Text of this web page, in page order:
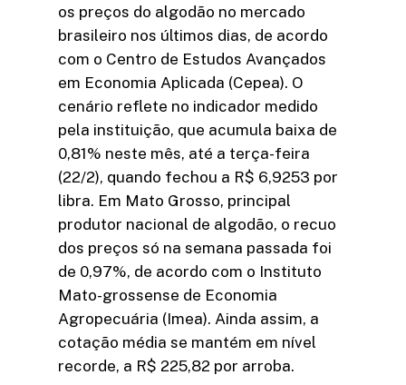
os preços do algodão no mercado
brasileiro nos últimos dias, de acordo
com o Centro de Estudos Avançados
em Economia Aplicada (Cepea). O
cenário reflete no indicador medido
pela instituição, que acumula baixa de
0,81% neste mês, até a terça-feira
(22/2), quando fechou a R$ 6,9253 por
libra. Em Mato Grosso, principal
produtor nacional de algodão, o recuo
dos preços só na semana passada foi
de 0,97%, de acordo com o Instituto
Mato-grossense de Economia
Agropecuária (Imea). Ainda assim, a
cotação média se mantém em nível
recorde, a R$ 225,82 por arroba.